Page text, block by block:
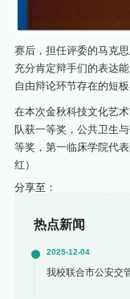
赛后，担任评委的马克
充分肯定辩手们的表达
自由辩论环节存在的短板
在本次金秋科技文化艺
队获一等奖，公共卫生
等奖，第一临床学院代
红）
分享至：
热点新闻
2025-12-04
我校联合市公安交